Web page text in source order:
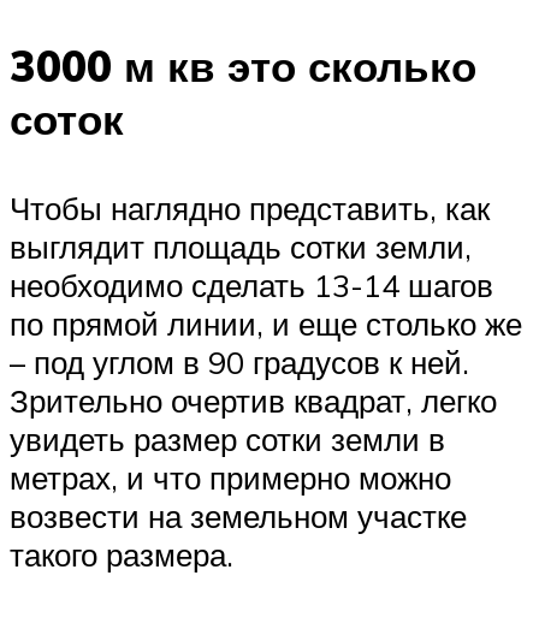
3000 м кв это сколько
соток
Чтобы наглядно представить, как
выглядит площадь сотки земли,
необходимо сделать 13-14 шагов
по прямой линии, и еще столько же
– под углом в 90 градусов к ней.
Зрительно очертив квадрат, легко
увидеть размер сотки земли в
метрах, и что примерно можно
возвести на земельном участке
такого размера.